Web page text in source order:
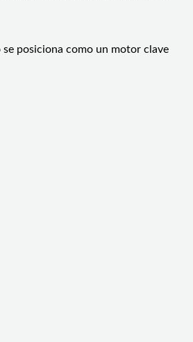
posiciona como un motor clave